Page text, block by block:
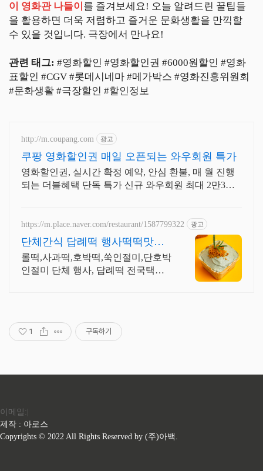
이 영화관 나들이 를 즐겨보세요! 오늘 알려드린 꿀팁들
을 활용하면 더욱 저렴하고 즐거운 문화생활을 만끽할
수 있을 것입니다. 극장에서 만나요!
관련 태그: #영화할인 #영화할인권 #6000원할인 #영화
표할인 #CGV #롯데시네마 #메가박스 #영화진흥위원회
#문화생활 #극장할인 #할인정보
http://m.coupang.com 광고
쿠팡 영화할인권 매일 오픈되는 와우회원 특가
영화할인권, 실시간 확정 예약, 안심 환불, 매 월 진행
되는 더블혜택 단독 특가 신규 와우회원 최대 2만3천
https://m.place.naver.com/restaurant/1587799322 광고
단체간식 답례떡 행사떡떡맛집
줄서지 말고 네이버예약하세요
롤떡,사과떡,호박떡,쑥인절미,단호박
인절미 단체 행사, 답례떡 전국택배
1 구독하기
이메일:|
제작 : 아로스
Copyrights © 2022 All Rights Reserved by (주)아백.